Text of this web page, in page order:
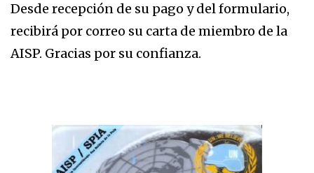
Desde recepción de su pago y del formulario,
recibirá por correo su carta de miembro de la
AISP. Gracias por su confianza.